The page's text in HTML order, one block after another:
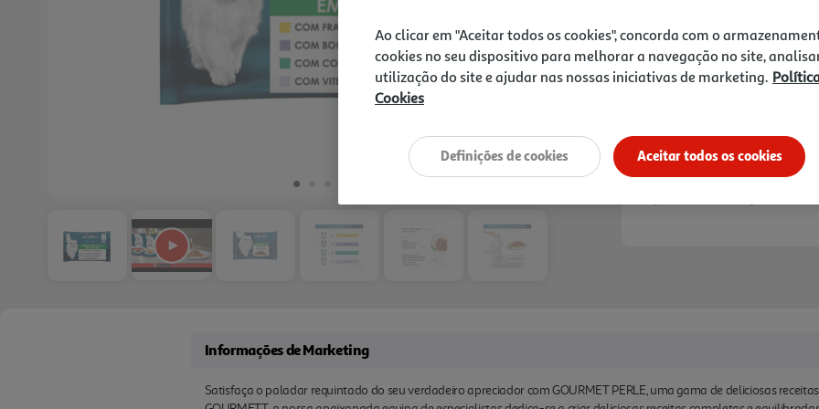
suculentos e um saboroso
refeição que o vai deliciar
a cada detalhe de todas as
usamos corantes..
confiar e sentir-se bem por
Notas de preparação
Informações de Marketing
Satisfaça o paladar requintado do seu verdadeiro apreciador com GOURMET PERLE, uma gama de deliciosas
Ao clicar em "Aceitar todos os cookies", concorda com o
cookies no seu dispositivo para melhorar a navegação no site,
utilização do site e ajudar nas nossas iniciativas de marketing.
Cookies
Aceitar todos os cookies
Definições de cookies